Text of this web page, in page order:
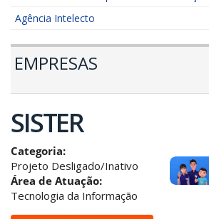
Agência Intelecto
EMPRESAS
SISTER
Categoria:
Projeto Desligado/Inativo
Área de Atuação:
Tecnologia da Informação